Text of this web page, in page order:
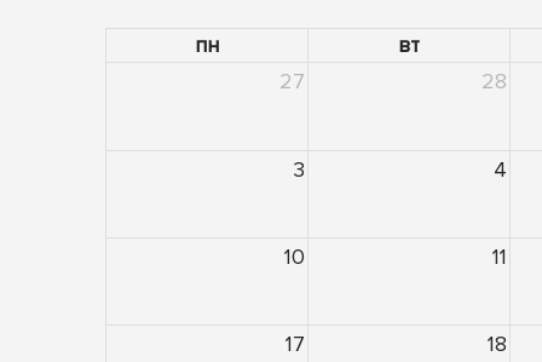
пн вт
27
28
3 4
10 11
17 18